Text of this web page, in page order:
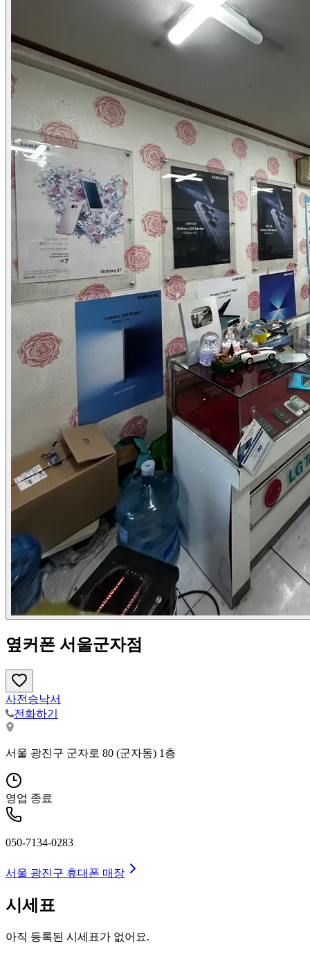
옆커폰 서울군자점
사전승낙서
전화하기
서울 광진구 군자로 80 (군자동) 1층
영업 종료
050-7134-0283
서울 광진구 휴대폰 매장
시세표
아직 등록된 시세표가 없어요.